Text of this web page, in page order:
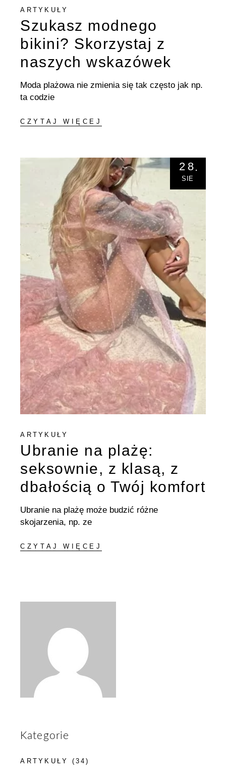
ARTYKUŁY
Szukasz modnego
bikini? Skorzystaj z
naszych wskazówek
Moda plażowa nie zmienia się tak często jak np.
ta codzie
CZYTAJ WIĘCEJ
28
SIE
ARTYKUŁY
Ubranie na plażę:
seksownie, z klasą, z
dbałością o Twój komfort
Ubranie na plażę może budzić różne
skojarzenia, np. ze
CZYTAJ WIĘCEJ
Kategorie
ARTYKUŁY (34)